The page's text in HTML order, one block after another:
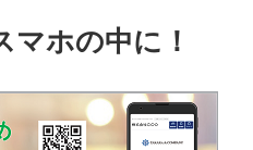
マホの中に！